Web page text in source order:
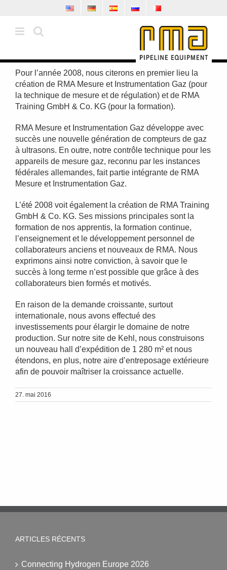
to
content
Pour l’année 2008, nous citerons en premier lieu la
création de RMA Mesure et Instrumentation Gaz (pour
la technique de mesure et de régulation) et de RMA
Training GmbH & Co. KG (pour la formation).
RMA Mesure et Instrumentation Gaz développe avec
succès une nouvelle génération de compteurs de gaz
à ultrasons. En outre, notre contrôle technique pour les
appareils de mesure gaz, reconnu par les instances
fédérales allemandes, fait partie intégrante de RMA
Mesure et Instrumentation Gaz.
L’été 2008 voit également la création de RMA Training
GmbH & Co. KG. Ses missions principales sont la
formation de nos apprentis, la formation continue,
l’enseignement et le développement personnel de
collaborateurs anciens et nouveaux de RMA. Nous
exprimons ainsi notre conviction, à savoir que le
succès à long terme n’est possible que grâce à des
collaborateurs bien formés et motivés.
En raison de la demande croissante, surtout
internationale, nous avons effectué des
investissements pour élargir le domaine de notre
production. Sur notre site de Kehl, nous construisons
un nouveau hall d’expédition de 1 280 m² et nous
étendons, en plus, notre aire d’entreposage extérieure
afin de pouvoir maîtriser la croissance actuelle.
27. mai 2016
ARTICLES RÉCENTS
Connecting Hydrogen Europe 2026